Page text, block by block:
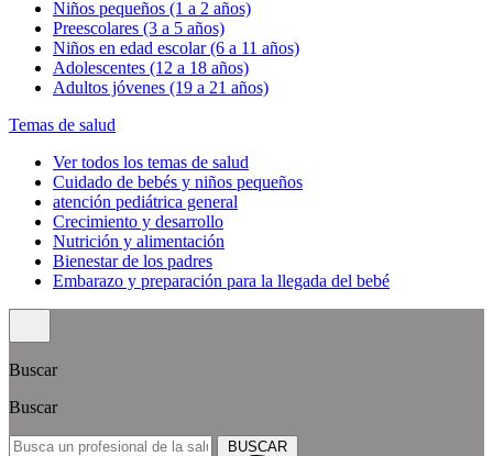
Niños pequeños (1 a 2 años)
Preescolares (3 a 5 años)
Niños en edad escolar (6 a 11 años)
Adolescentes (12 a 18 años)
Adultos jóvenes (19 a 21 años)
Temas de salud
Ver todos los temas de salud
Cuidado de bebés y niños pequeños
atención pediátrica general
Crecimiento y desarrollo
Nutrición y alimentación
Bienestar de los padres
Embarazo y preparación para la llegada del bebé
Buscar
Buscar
BUSCAR